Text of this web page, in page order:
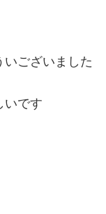
ございました
いです